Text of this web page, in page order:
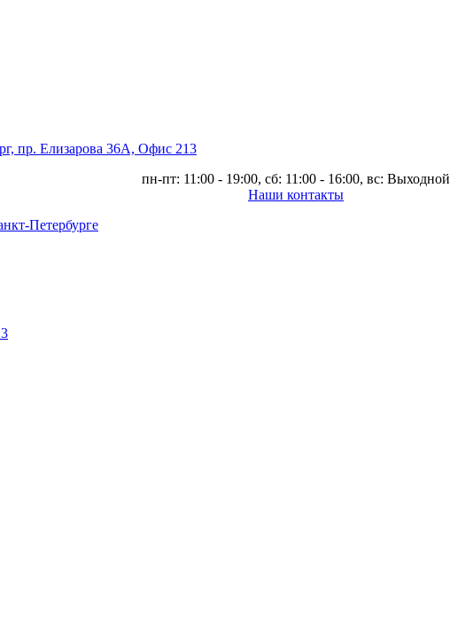
пр. Елизарова 36А, Офис 213
пн-пт: 11:00 - 19:00, сб: 11:00 - 16:00, вс: Выходной
Наши контакты